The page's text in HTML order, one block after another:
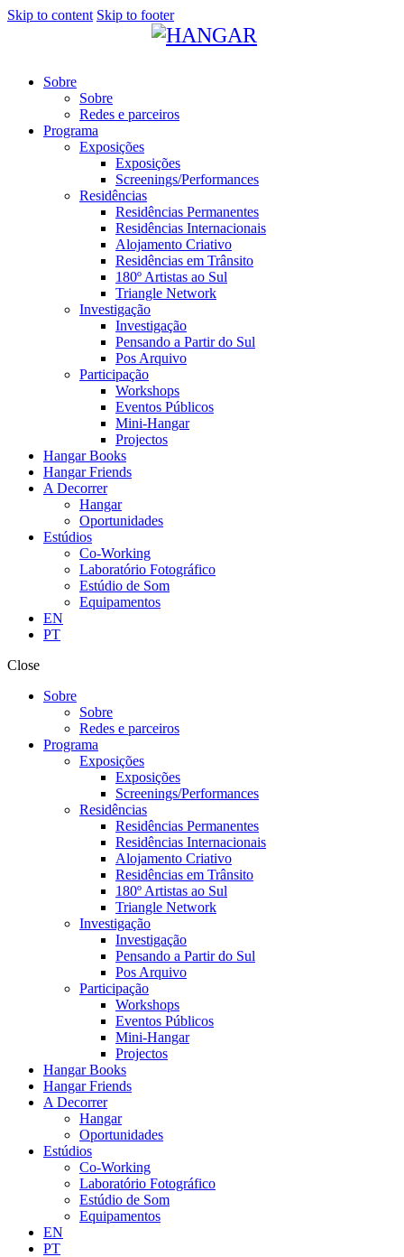
Skip to content Skip to footer
Sobre
Sobre
Redes e parceiros
Programa
Exposições
Exposições
Screenings/Performances
Residências
Residências Permanentes
Residências Internacionais
Alojamento Criativo
Residências em Trânsito
180º Artistas ao Sul
Triangle Network
Investigação
Investigação
Pensando a Partir do Sul
Pos Arquivo
Participação
Workshops
Eventos Públicos
Mini-Hangar
Projectos
Hangar Books
Hangar Friends
A Decorrer
Hangar
Oportunidades
Estúdios
Co-Working
Laboratório Fotográfico
Estúdio de Som
Equipamentos
EN
PT
Close
Sobre
Sobre
Redes e parceiros
Programa
Exposições
Exposições
Screenings/Performances
Residências
Residências Permanentes
Residências Internacionais
Alojamento Criativo
Residências em Trânsito
180º Artistas ao Sul
Triangle Network
Investigação
Investigação
Pensando a Partir do Sul
Pos Arquivo
Participação
Workshops
Eventos Públicos
Mini-Hangar
Projectos
Hangar Books
Hangar Friends
A Decorrer
Hangar
Oportunidades
Estúdios
Co-Working
Laboratório Fotográfico
Estúdio de Som
Equipamentos
EN
PT